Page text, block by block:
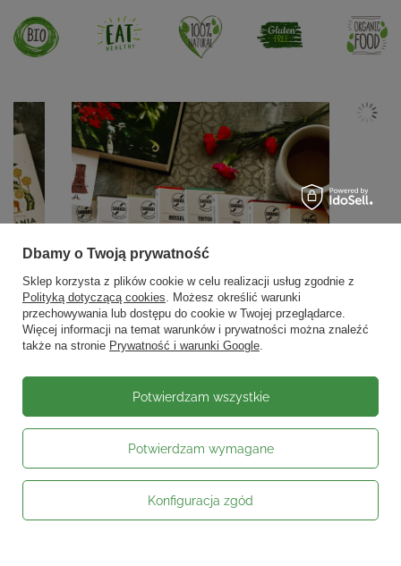
Moje zamówienie
Dbamy o Twoją prywatność
Sklep korzysta z plików cookie w celu realizacji usług zgodnie z
Polityką dotyczącą cookies. Możesz określić warunki
przechowywania lub dostępu do cookie w Twojej przeglądarce.
Więcej informacji na temat warunków i prywatności można znaleźć
także na stronie Prywatność i warunki Google.
Potwierdzam wymagane
Konfiguracja zgód
Potwierdzam wszystkie